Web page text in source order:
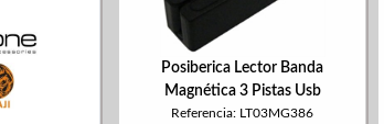
Posiberica Lector Banda
Magnética 3 Pistas Usb
Referencia: LT03MG386